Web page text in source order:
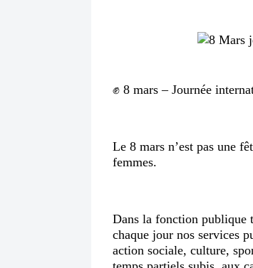
✊ 8 mars – Journée
Le 8 mars n’est pas une
femmes.
Dans la fonction publique
chaque jour nos services
action sociale, culture,